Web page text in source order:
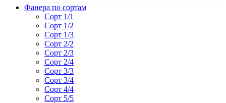
Фанера по сортам
Сорт 1/1
Сорт 1/2
Сорт 1/3
Сорт 2/2
Сорт 2/3
Сорт 2/4
Сорт 3/3
Сорт 3/4
Сорт 4/4
Сорт 5/5